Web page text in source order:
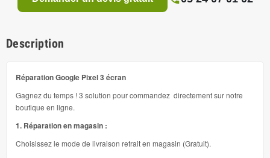
Description
Réparation Google Pixel 3 écran
Gagnez du temps ! 3 solution pour commandez directement sur notre
boutique en ligne.
1. Réparation en magasin :
Choisissez le mode de livraison retrait en magasin (Gratuit).